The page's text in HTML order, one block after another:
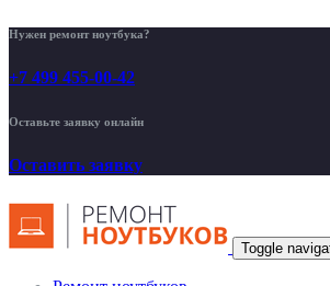
Нужен ремонт ноутбука?
+7 499 455-00-42
Оставьте заявку онлайн
Оставить заявку
Toggle